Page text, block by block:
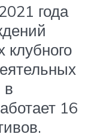
года
клубного
в
16